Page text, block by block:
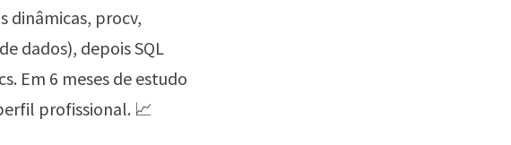
dinâmicas, procv,
dados), depois SQL
Em 6 meses de estudo
profissional. 📈